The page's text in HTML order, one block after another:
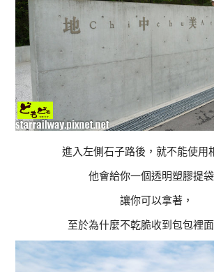
進入左側石子路後，就不能使用
他會給你一個透明塑膠提袋
讓你可以拿著，
至於為什麼不乾脆收到包包裡